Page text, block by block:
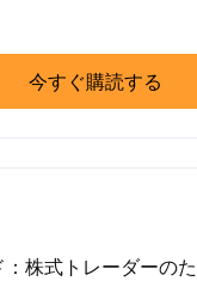
今すぐ購読する
株式トレーダーの